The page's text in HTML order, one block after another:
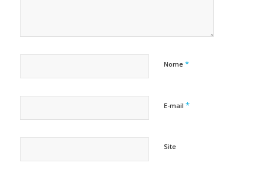
Nome *
E-mail *
Site